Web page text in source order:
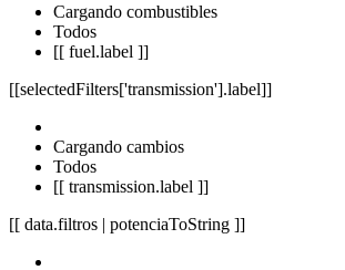
Cargando combustibles
Todos
[[ fuel.label ]]
[[selectedFilters['transmission'].label]]
Cargando cambios
Todos
[[ transmission.label ]]
[[ data.filtros | potenciaToString ]]